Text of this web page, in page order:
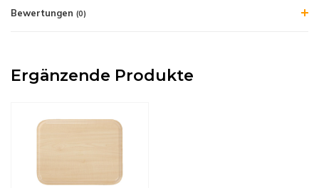
Bewertungen (0)
Ergänzende Produkte